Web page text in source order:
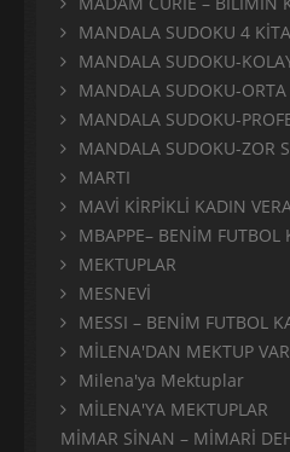
MANDALA SUDOKU 4
MANDALA SUDOKU-
MANDALA SUDOKU-ORTA
MANDALA SUDOKU-
MANDALA SUDOKU-ZOR
MARTI
MAVİ KİRPİKLİ KADIN
MBAPPE– BENİM FUTBOL
MEKTUPLAR
MESNEVİ
MESSI – BENİM FUTBOL
MİLENA'DAN MEKTUP VAR
Milena'ya Mektuplar
MİLENA'YA MEKTUPLAR
MİMAR SİNAN – MİMARİ